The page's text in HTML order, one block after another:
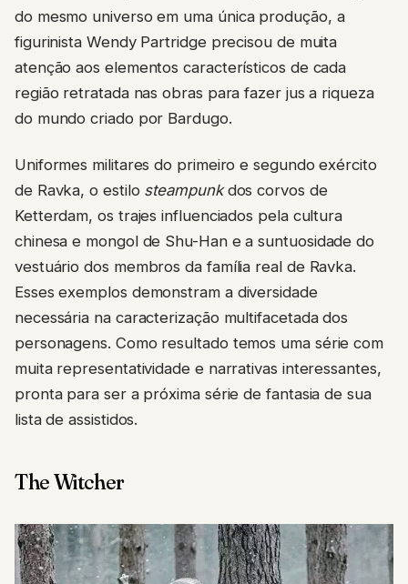
do mesmo universo em uma única produção, a
figurinista Wendy Partridge precisou de muita
atenção aos elementos característicos de cada
região retratada nas obras para fazer jus a riqueza
do mundo criado por Bardugo.
Uniformes militares do primeiro e segundo exército
de Ravka, o estilo steampunkdos corvos de
Ketterdam, os trajes influenciados pela cultura
chinesa e mongol de Shu-Han e a suntuosidade do
vestuário dos membros da família real de Ravka.
Esses exemplos demonstram a diversidade
necessária na caracterização multifacetada dos
personagens. Como resultado temos uma série com
muita representatividade e narrativas interessantes,
pronta para ser a próxima série de fantasia de sua
lista de assistidos.
The Witcher